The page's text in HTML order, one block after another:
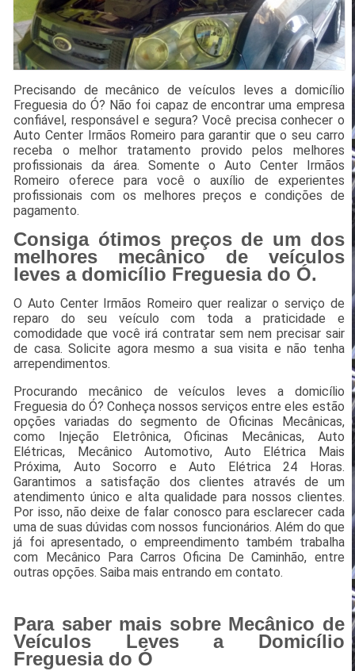
Precisando de mecânico de veículos leves a domicílio
Freguesia do Ó? Não foi capaz de encontrar uma empresa
confiável, responsável e segura? Você precisa conhecer o
Auto Center Irmãos Romeiro para garantir que o seu carro
receba o melhor tratamento provido pelos melhores
profissionais da área. Somente o Auto Center Irmãos
Romeiro oferece para você o auxílio de experientes
profissionais com os melhores preços e condições de
pagamento.
Consiga ótimos preços de um dos
melhores mecânico de veículos
leves a domicílio Freguesia do Ó.
O Auto Center Irmãos Romeiro quer realizar o serviço de
reparo do seu veículo com toda a praticidade e
comodidade que você irá contratar sem nem precisar sair
de casa. Solicite agora mesmo a sua visita e não tenha
arrependimentos.
Procurando mecânico de veículos leves a domicílio
Freguesia do Ó? Conheça nossos serviços entre eles estão
opções variadas do segmento de Oficinas Mecânicas,
como Injeção Eletrônica, Oficinas Mecânicas, Auto
Elétricas, Mecânico Automotivo, Auto Elétrica Mais
Próxima, Auto Socorro e Auto Elétrica 24 Horas.
Garantimos a satisfação dos clientes através de um
atendimento único e alta qualidade para nossos clientes.
Por isso, não deixe de falar conosco para esclarecer cada
uma de suas dúvidas com nossos funcionários. Além do que
já foi apresentado, o empreendimento também trabalha
com Mecânico Para Carros Oficina De Caminhão, entre
outras opções. Saiba mais entrando em contato.
Para saber mais sobre Mecânico de
Veículos Leves a Domicílio
Freguesia do Ó